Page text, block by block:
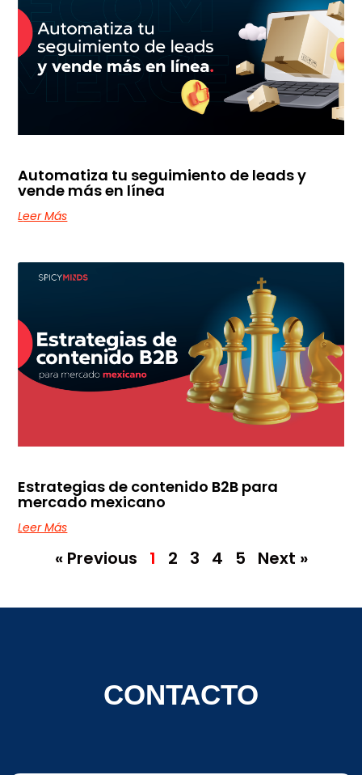
Automatiza tu seguimiento de leads y
vende más en línea
Leer Más
Estrategias de contenido B2B para
mercado mexicano
Leer Más
« Previous 1 2 3 4 5 Next »
CONTACTO